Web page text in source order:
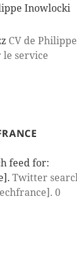
Inowlocki
CV de Philippe
service
feed for:
Twitter
0